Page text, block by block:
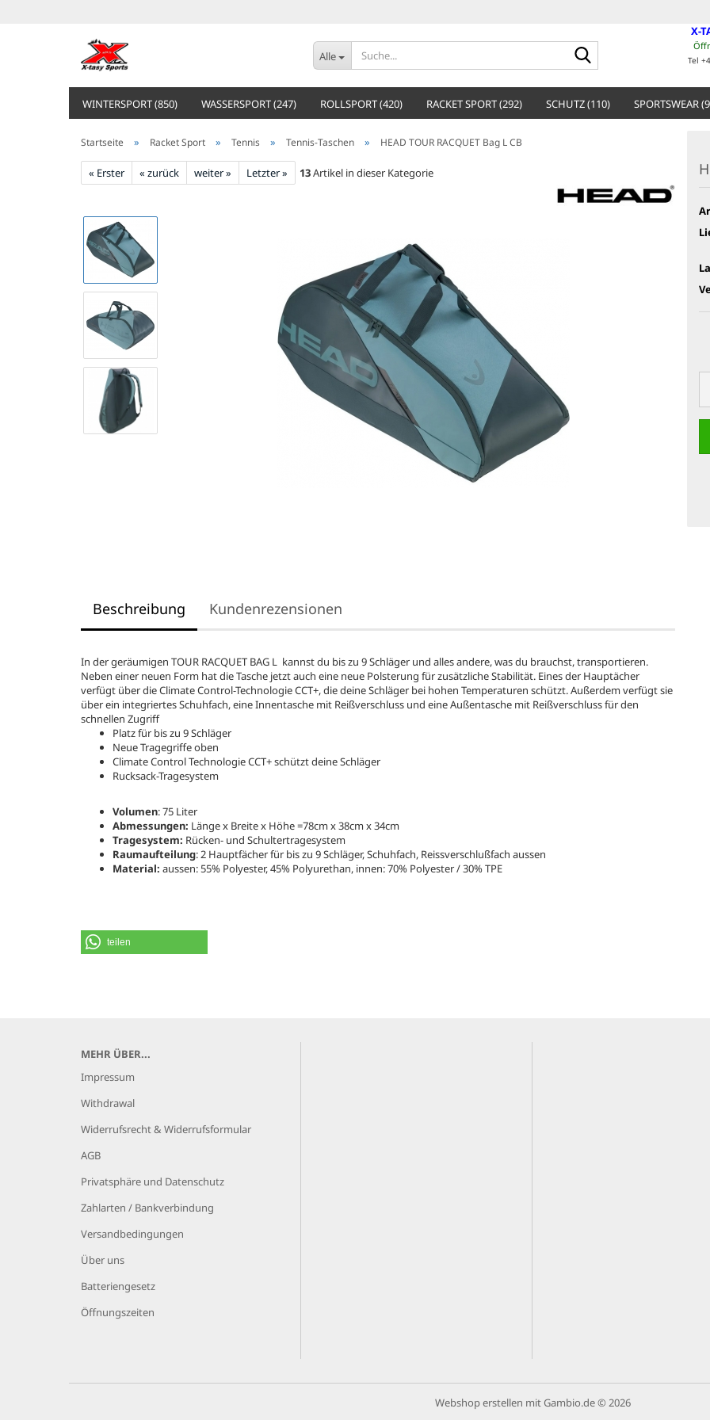
Alle
X-
Tel
WINTERSPORT (850) WASSERSPORT (247) ROLLSPORT (420) RACKET SPORT (292) SCHUTZ (110) SPORTSWEAR
Startseite » Racket Sport » Tennis » Tennis-Taschen » HEAD TOUR RACQUET Bag L CB
« Erster « zurück weiter » Letzter » 13Artikel in dieser Kategorie
Beschreibung Kundenrezensionen
In der geräumigen TOUR RACQUET BAG L kannst du bis zu 9 Schläger und alles andere, was du brauchst, transportieren.
Neben einer neuen Form hat die Tasche jetzt auch eine neue Polsterung für zusätzliche Stabilität. Eines der Hauptächer
verfügt über die Climate Control-Technologie CCT+, die deine Schläger bei hohen Temperaturen schützt. Außerdem verfügt sie
über ein integriertes Schuhfach, eine Innentasche mit Reißverschluss und eine Außentasche mit Reißverschluss für den
schnellen Zugriff
Platz für bis zu 9 Schläger
Neue Tragegriffe oben
Climate Control Technologie CCT+ schützt deine Schläger
Rucksack-Tragesystem
Volumen: 75 Liter
Abmessungen: Länge x Breite x Höhe =78cm x 38cm x 34cm
Tragesystem: Rücken- und Schultertragesystem
Raumaufteilung: 2 Hauptfächer für bis zu 9 Schläger, Schuhfach, Reissverschlußfach aussen
Material: aussen: 55% Polyester, 45% Polyurethan, innen: 70% Polyester / 30% TPE
teilen
MEHR ÜBER...
Impressum
Withdrawal
Widerrufsrecht & Widerrufsformular
AGB
Privatsphäre und Datenschutz
Zahlarten / Bankverbindung
Versandbedingungen
Über uns
Batteriengesetz
Öffnungszeiten
Webshop erstellen mit Gambio.de © 2026